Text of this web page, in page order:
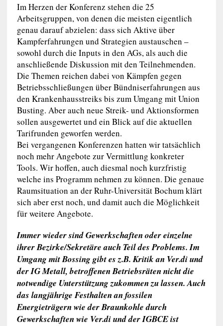
Im Herzen der Konferenz stehen die 25
Arbeitsgruppen, von denen die meisten eigentlich
genau darauf abzielen: dass sich Aktive über
Kampferfahrungen und Strategien austauschen –
sowohl durch die Inputs in den AGs, als auch die
anschließende Diskussion mit den Teilnehmenden.
Die Themen reichen dabei von Kämpfen gegen
Betriebsschließungen über Bündniserfahrungen aus
den Krankenhausstreiks bis zum Umgang mit Union
Busting. Aber auch neue Streik- und Aktionsformen
sollen ausgewertet und ein Blick auf die aktuellen
Tarifrunden geworfen werden.
Bei vergangenen Konferenzen hatten wir tatsächlich
noch mehr Angebote zur Vermittlung konkreter
Tools. Wir hoffen, auch diesmal noch kurzfristig
welche ins Programm nehmen zu können. Die genaue
Raumsituation an der Ruhr-Universität Bochum klärt
sich aber erst noch, und damit auch die Möglichkeit
für weitere Angebote.
Immer wieder sind Gewerkschaften oder einzelne
ihrer Bezirke/Sekretäre auch Teil des Problems. Im
Umgang mit Bossing gibt es z.B. Kritik an Ver.di und
der IG Metall, betroffenen Betriebsräten nicht die
notwendige Unterstützung zukommen zu lassen. Auch
das langjährige Festhalten an fossilen
Energieträgern wie der Braunkohle durch
Gewerkschaften wie Ver.di und der IGBCE ist